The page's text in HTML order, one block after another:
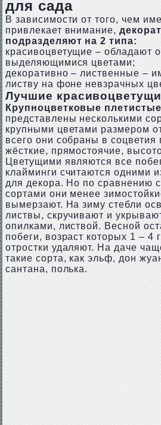
для сада
В зависимости от того, чем
привлекает внимание,
подразделяют на 2 типа:
красивоцветущие – обладают
выделяющимися цветами;
декоративно – лиственные –
листву на фоне невзрачных
Лучшие
Крупноцветковые
представлены несколькими
крупными цветами размером
всего они собраны в соцветия
жёсткие, прямостоячие,
Цветущими являются все
клайминги считаются одними
для декора. Но по сравнению
сортами они менее
вымерзают. На зиму стебли
листвы, скручивают и
опилками, листвой. Весной
побеги, возраст которых 1 – 4
отростки удаляют. На даче
такие сорта, как эльф, дон
сантана, полька.